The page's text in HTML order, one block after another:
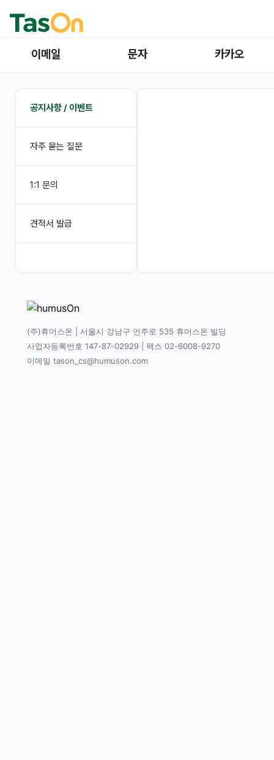
이메일 문자 카카오
공지사항 / 이벤트
자주 묻는 질문
1:1 문의
견적서 발급
(주)휴머스온 | 서울시 강남구 언주로 535 휴머스온 빌딩
사업자등록번호 147-87-02929 | 팩스 02-6008-9270
이메일 tason_cs@humuson.com